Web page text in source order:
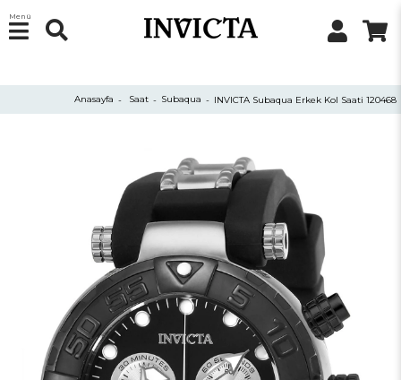
Menü
Anasayfa Saat Subaqua INVICTA Subaqua Erkek Kol Saati 120468